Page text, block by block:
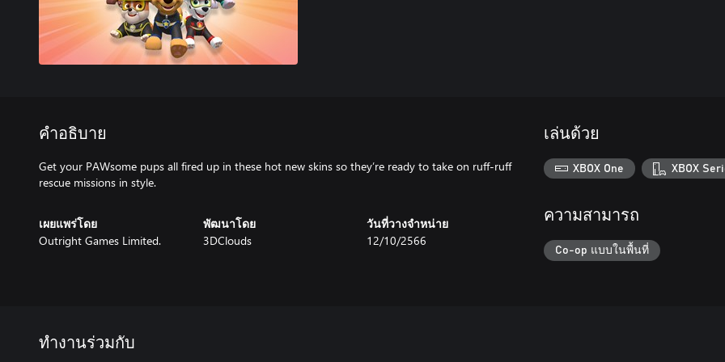
คำอธิบาย
Get your PAWsome pups all fired up in these hot new skins so they’re ready to take on ruff-ruff
rescue missions in style.
เผยแพร่โดย
Outright Games Limited.
พัฒนาโดย
3DClouds
วันที่วางจำหน่าย
12/10/2566
เล่นด้วย
XBOX One XBOX
ความสามารถ
Co-op แบบในพื้นที่
ทำงานร่วมกับ